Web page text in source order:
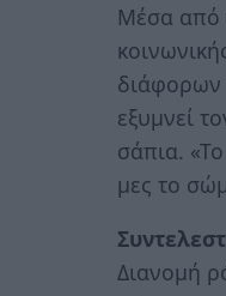
Μέσα από
διάφορων
εξυμνεί
σάπια.
μες το
Διανομή